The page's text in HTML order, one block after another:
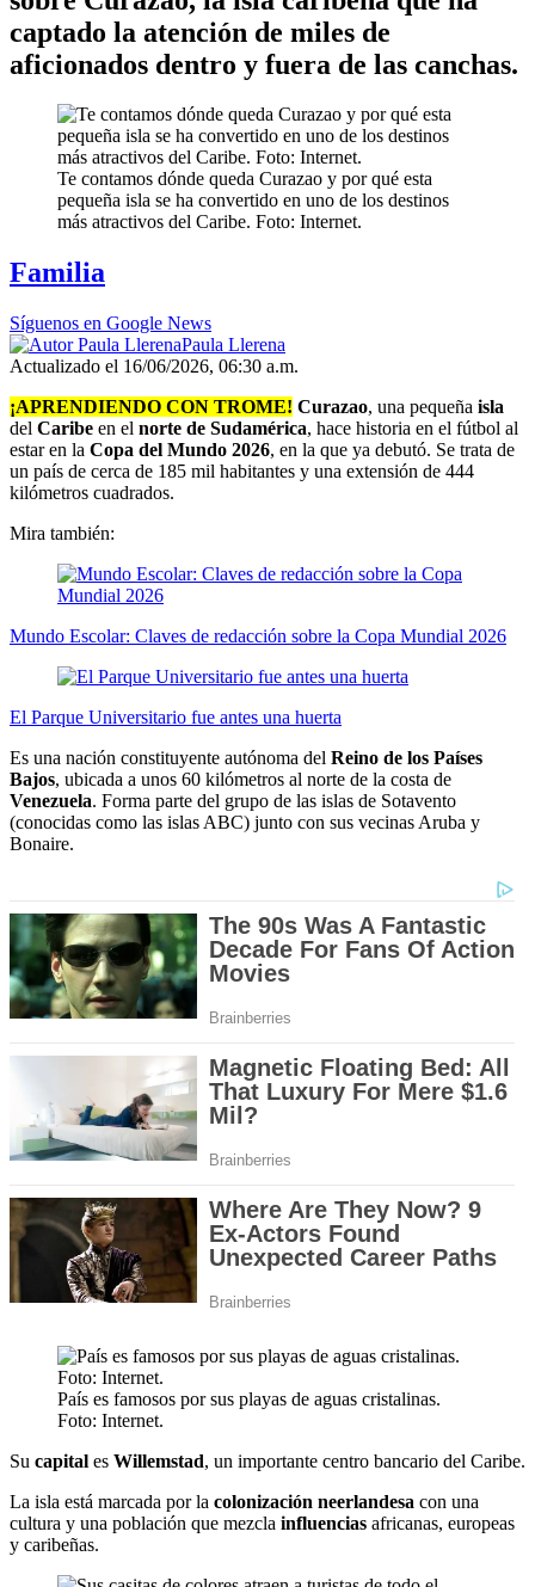
captado la atención de miles de
aficionados dentro y fuera de las canchas.
Te contamos dónde queda Curazao y por qué esta
pequeña isla se ha convertido en uno de los destinos
más atractivos del Caribe. Foto: Internet.
Familia
Síguenos en Google News
Paula Llerena
Actualizado el 16/06/2026, 06:30 a.m.
¡APRENDIENDO CON TROME! Curazao, una pequeña isla
del Caribe en el norte de Sudamérica, hace historia en el fútbol al
estar en la Copa del Mundo 2026, en la que ya debutó. Se trata de
un país de cerca de 185 mil habitantes y una extensión de 444
kilómetros cuadrados.
Mira también:
Mundo Escolar: Claves de redacción sobre la Copa Mundial 2026
El Parque Universitario fue antes una huerta
Es una nación constituyente autónoma del Reino de los Países
Bajos, ubicada a unos 60 kilómetros al norte de la costa de
Venezuela. Forma parte del grupo de las islas de Sotavento
(conocidas como las islas ABC) junto con sus vecinas Aruba y
Bonaire.
País es famosos por sus playas de aguas cristalinas.
Foto: Internet.
Su capital es Willemstad, un importante centro bancario del Caribe.
La isla está marcada por la colonización neerlandesa con una
cultura y una población que mezcla influencias africanas, europeas
y caribeñas.